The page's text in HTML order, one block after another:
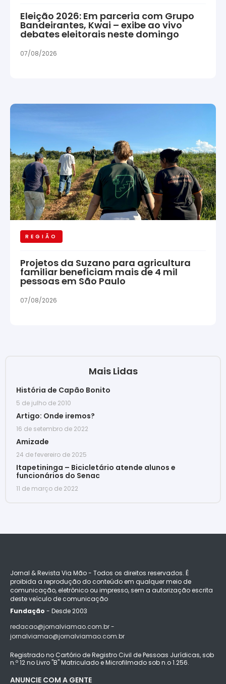
Eleição 2026: Em parceria com Grupo
Bandeirantes, Kwai – exibe ao vivo
debates eleitorais neste domingo
07/08/2026
REGIÃO
Projetos da Suzano para agricultura
familiar beneficiam mais de 4 mil
pessoas em São Paulo
07/08/2026
Mais Lidas
História de Capão Bonito
5 de julho de 2010
Artigo: Onde iremos?
16 de setembro de 2022
Amizade
24 de fevereiro de 2025
Itapetininga – Bicicletário atende alunos e
funcionários do Senac
11 de março de 2022
Jornal & Revista Via Mão - Todos os direitos reservados. É
proibida a reprodução do conteúdo em qualquer meio de
comunicação, eletrônico ou impresso, sem a autorização escrita
deste veículo de comunicação
Fundação - Desde 2003
redacao@jornalviamao.com.br -
jornalviamao@jornalviamao.com.br
Registrado no Cartório de Registro Civil de Pessoas Jurídicas, sob
n.º 12 no Livro "B" Matriculado e Microfilmado sob n.o 1.256.
ANUNCIE COM A GENTE